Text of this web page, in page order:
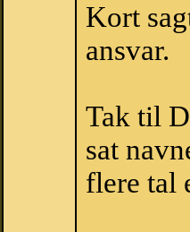
Kort
ansvar.
Tak til
sat
flere tal